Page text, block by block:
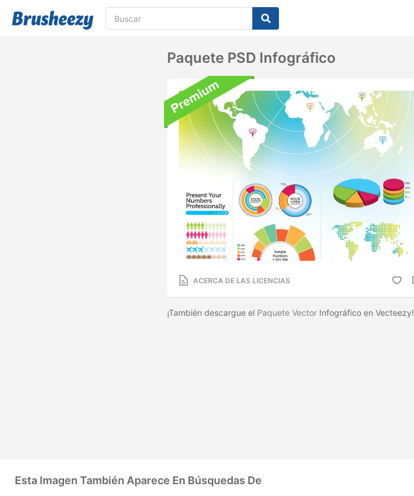
Paquete PSD Infográfico
ACERCA DE LAS LICENCIAS
¡También descargue el Paquete Vector Infográfico en Vecteezy!
Esta Imagen También Aparece En Búsquedas De